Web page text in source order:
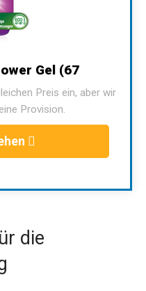
Gel (67
Preis ein, aber wir
Provision.
die